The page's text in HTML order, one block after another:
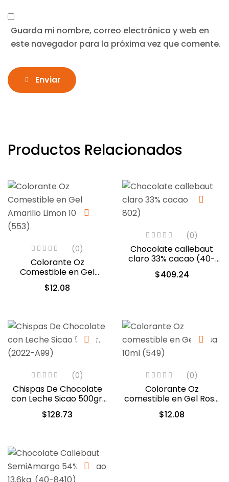
Guarda mi nombre, correo electrónico y web en
este navegador para la próxima vez que comente.
Enviar
Productos Relacionados
(0)
Colorante Oz
Comestible en Gel
Amarillo Limon 10ml
(553)
$12.08
(0)
Chocolate callebaut
claro 33% cacao (40-
802)
$409.24
(0)
Chispas De Chocolate
con Leche Sicao 500gr.
(2022-A99)
$128.73
(0)
Colorante Oz
comestible en Gel Rosa
10ml (549)
$12.08